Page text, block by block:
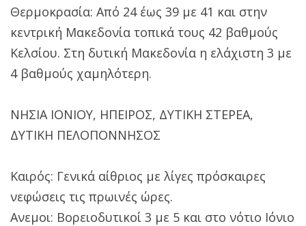
Θερμοκρασία: Από 24 έως 39 με 41 και στην
κεντρική Μακεδονία τοπικά τους 42 βαθμούς
Κελσίου. Στη δυτική Μακεδονία η ελάχιστη 3 με
4 βαθμούς χαμηλότερη.
ΝΗΣΙΑ ΙΟΝΙΟΥ, ΗΠΕΙΡΟΣ, ΔΥΤΙΚΗ ΣΤΕΡΕΑ,
ΔΥΤΙΚΗ ΠΕΛΟΠΟΝΝΗΣΟΣ
Καιρός: Γενικά αίθριος με λίγες πρόσκαιρες
νεφώσεις τις πρωινές ώρες.
Ανεμοι: Βορειοδυτικοί 3 με 5 και στο νότιο Ιόνιο